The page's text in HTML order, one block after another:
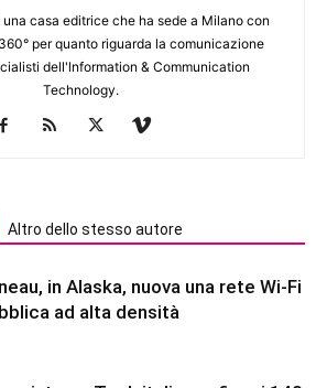
una casa editrice che ha sede a Milano con
per quanto riguarda la comunicazione
dell'lnformation & Communication
Technology.
Altro dello stesso autore
in Alaska, nuova una rete Wi-Fi
ad alta densità